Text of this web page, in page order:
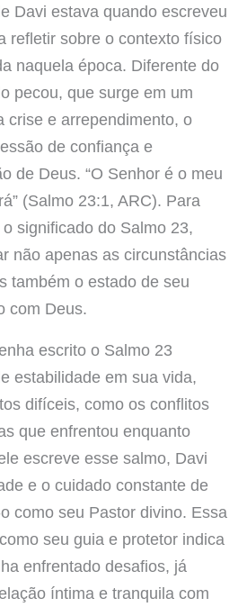
Davi estava quando escreveu
refletir sobre o contexto físico
naquela época. Diferente do
pecou, que surge em um
crise e arrependimento, o
de confiança e
de Deus. “O Senhor é o meu
(Salmo 23:1, ARC). Para
significado do Salmo 23,
não apenas as circunstâncias
também o estado de seu
com Deus.
escrito o Salmo 23
estabilidade em sua vida,
difíceis, como os conflitos
que enfrentou enquanto
escreve esse salmo, Davi
e o cuidado constante de
como seu Pastor divino. Essa
seu guia e protetor indica
enfrentado desafios, já
íntima e tranquila com